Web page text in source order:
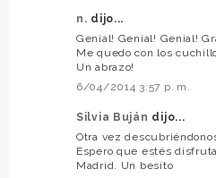
n. dijo...
Genial! Genial! Genial!
Me quedo con los
Un abrazo!
6/04/2014 3:57 p. m.
Silvia Buján dijo...
Otra vez
Espero que estés
Madrid. Un besito